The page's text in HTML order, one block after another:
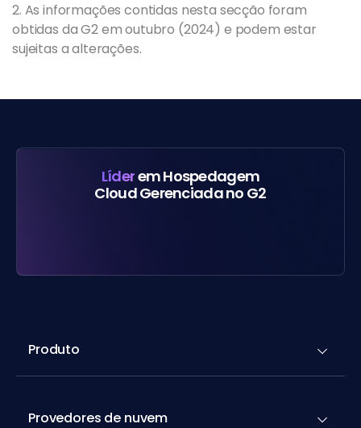
2. As informações contidas nesta secção foram
obtidas da G2 em outubro (2024) e podem estar
sujeitas a alterações.
Líderem Hospedagem
Cloud Gerenciada no G2
Produto
Provedores de nuvem